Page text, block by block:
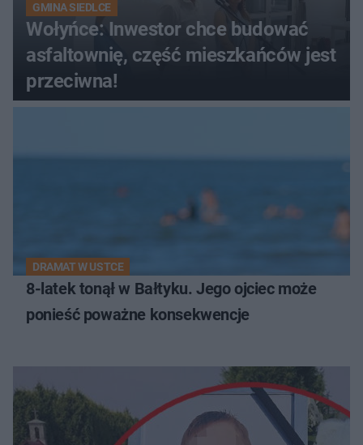
GMINA SIEDLCE
Wołyńce: Inwestor chce budować
asfaltownię, część mieszkańców jest
przeciwna!
DRAMAT W USTCE
8-latek tonął w Bałtyku. Jego ojciec może
ponieść poważne konsekwencje